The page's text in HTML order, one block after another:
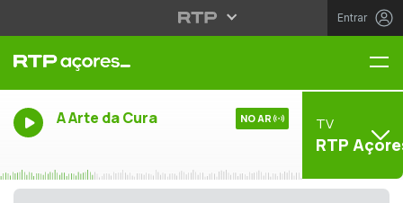
Entrar
A Arte da Cura NO AR TV
RTP